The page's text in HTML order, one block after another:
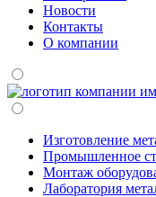
Новости
Контакты
О компании
Изготовление
Промышленное
Монтаж
Лаборатория